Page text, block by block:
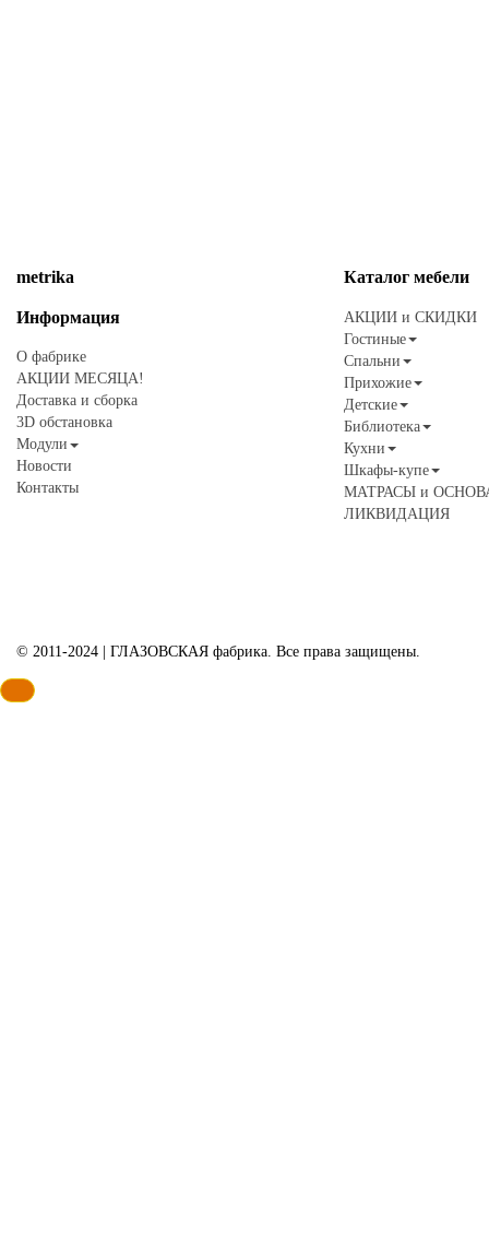
metrika
Информация
О фабрике
АКЦИИ МЕСЯЦА!
Доставка и сборка
3D обстановка
Модули
Новости
Контакты
Каталог мебели
АКЦИИ и СКИДКИ
Гостиные
Спальни
Прихожие
Детские
Библиотека
Кухни
Шкафы-купе
МАТРАСЫ и
ЛИКВИДАЦИЯ
© 2011-2024 | ГЛАЗОВСКАЯ фабрика. Все права защищены.